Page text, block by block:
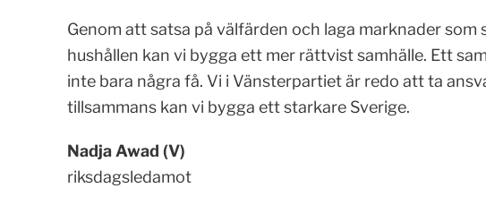
Genom att satsa på välfärden och laga marknader
hushållen kan vi bygga ett mer rättvist samhälle. Ett
inte bara några få. Vi i Vänsterpartiet är redo att ta
tillsammans kan vi bygga ett starkare Sverige.
Nadja Awad (V)
riksdagsledamot